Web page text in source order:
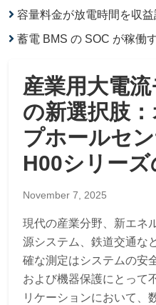
容量料金が放電時間を収益
蓄電 BMS の SOC が稼働
産業用大電
の新選択肢
プホールセ
H00シリー
November 7, 2025
現代の産業分野、新エネ
源システム、鉄道交通な
確な測定はシステムの安
および機器保護にとって
リケーションにおいて、